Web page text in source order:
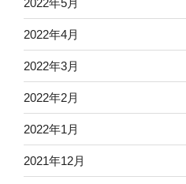
2022年4月
2022年3月
2022年2月
2022年1月
2021年12月